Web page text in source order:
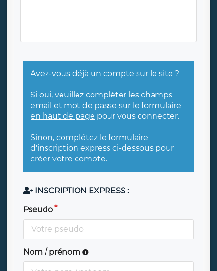
Avez-vous déjà un compte sur le site ?
Si oui, veuillez compléter les champs
email et mot de passe sur le formulaire
en haut de page pour vous connecter.
Sinon, complétez le formulaire
d'inscription express ci-dessous pour
créer votre compte.
INSCRIPTION EXPRESS :
Pseudo
Nom / prénom